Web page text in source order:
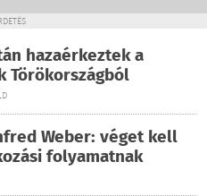
hazaérkeztek a
Törökországból
Weber: véget kell
folyamatnak